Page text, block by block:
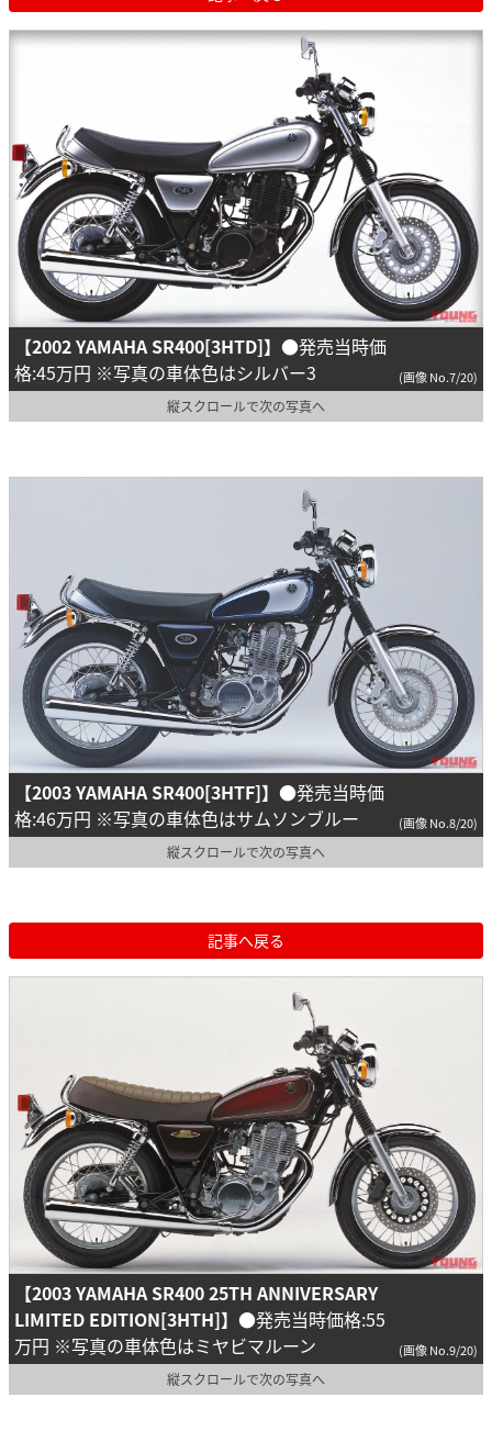
【2002 YAMAHA SR400[3HTD]】 ●発売当時価
格:45万円 ※写真の車体色はシルバー3
(画像 No.7/20)
縦スクロールで次の写真へ
【2003 YAMAHA SR400[3HTF]】 ●発売当時価
格:46万円 ※写真の車体色はサムソンブルー
(画像 No.8/20)
縦スクロールで次の写真へ
記事へ戻る
【2003 YAMAHA SR400 25TH ANNIVERSARY
LIMITED EDITION[3HTH]】 ●発売当時価格:55
万円 ※写真の車体色はミヤビマルーン
(画像 No.9/20)
縦スクロールで次の写真へ